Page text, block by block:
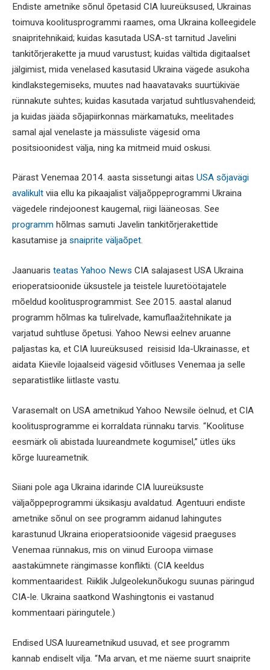
Endiste ametnike sõnul õpetasid CIA luureüksused, Ukrainas
toimuva koolitusprogrammi raames, oma Ukraina kolleegidele
snaipritehnikaid; kuidas kasutada USA-st tarnitud Javelini
tankitõrjerakette ja muud varustust; kuidas vältida digitaalset
jälgimist, mida venelased kasutasid Ukraina vägede asukoha
kindlakstegemiseks, muutes nad haavatavaks suurtükiväe
rünnakute suhtes; kuidas kasutada varjatud suhtlusvahendeid;
ja kuidas jääda sõjapiirkonnas märkamatuks, meelitades
samal ajal venelaste ja mässuliste vägesid oma
positsioonidest välja, ning ka mitmeid muid oskusi.
Pärast Venemaa 2014. aasta sissetungi aitas USA sõjavägi
avalikult viia ellu ka pikaajalist väljaõppeprogrammi Ukraina
vägedele rindejoonest kaugemal, riigi lääneosas. See
programm hõlmas samuti Javelin tankitõrjerakettide
kasutamise ja snaiprite väljaõpet.
Jaanuaris teatas Yahoo News CIA salajasest USA Ukraina
erioperatsioonide üksustele ja teistele luuretöötajatele
mõeldud koolitusprogrammist. See 2015. aastal alanud
programm hõlmas ka tulirelvade, kamuflaažitehnikate ja
varjatud suhtluse õpetusi. Yahoo Newsi eelnev aruanne
paljastas ka, et CIA luureüksused reisisid Ida-Ukrainasse, et
aidata Kiievile lojaalseid vägesid võitluses Venemaa ja selle
separatistlike liitlaste vastu.
Varasemalt on USA ametnikud Yahoo Newsile öelnud, et CIA
koolitusprogramme ei korraldata rünnaku tarvis. “Koolituse
eesmärk oli abistada luureandmete kogumisel,” ütles üks
kõrge luureametnik.
Siiani pole aga Ukraina idarinde CIA luureüksuste
väljaõppeprogrammi üksikasju avaldatud. Agentuuri endiste
ametnike sõnul on see programm aidanud lahingutes
karastunud Ukraina erioperatsioonide vägesid praeguses
Venemaa rünnakus, mis on viinud Euroopa viimase
aastakümnete rängimasse konflikti. (CIA keeldus
kommentaaridest. Riiklik Julgeolekunõukogu suunas päringud
CIA-le. Ukraina saatkond Washingtonis ei vastanud
kommentaari päringutele.)
Endised USA luureametnikud usuvad, et see programm
kannab endiselt vilja. “Ma arvan, et me näeme suurt snaiprite